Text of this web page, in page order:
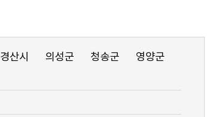
경산시 의성군 청송군
영양군